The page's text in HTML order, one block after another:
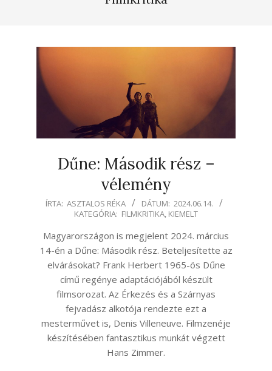
Dűne: Második rész –
vélemény
2024-
14
ÍRTA: ASZTALOS RÉKA DÁTUM: 2024.06.14.
KATEGÓRIA: FILMKRITIKA, KIEMELT
Magyarországon is megjelent 2024. március
14-én a Dűne: Második rész. Beteljesítette az
elvárásokat? Frank Herbert 1965-ös Dűne
című regénye adaptációjából készült
filmsorozat. Az Érkezés és a Szárnyas
fejvadász alkotója rendezte ezt a
mesterművet is, Denis Villeneuve. Filmzenéje
készítésében fantasztikus munkát végzett
Hans Zimmer.